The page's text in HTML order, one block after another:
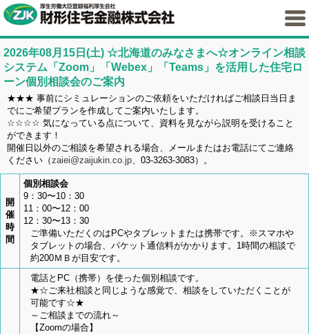
2026年08月15日(土) ☆北海道のみなさまへ☆オンライン相談
システム「Zoom」「Webex」「Teams」を活用した住宅ロ
ーン個別相談会のご案内
★★★ 事前にシミュレーションのご依頼をいただければご相談日当日ま
でにご希望プランを作成してご案内いたします。
☆☆☆☆ 気になっている点について、資料を見ながら説明を受けること
ができます！
開催日以外のご相談を希望される場合、メールまたはお電話にてご連絡
ください（zaiei@zaijukin.co.jp、03-3263-3083）。
開
催
時
間
個別相談会
9：30〜10：30
11：00〜12：00
12：30〜13：30
ご準備いただくのはPCやタブレットまたは携帯です。※スマホや
タブレットの場合、パケット通信料がかかります。1時間の相談で
約200ＭＢが目安です。
電話とPC（携帯）を使った個別相談です。
★☆ご来社相談と同じような感覚で、相談をしていただくことが
可能です☆★
～ご相談までの流れ～
【Zoomの場合】